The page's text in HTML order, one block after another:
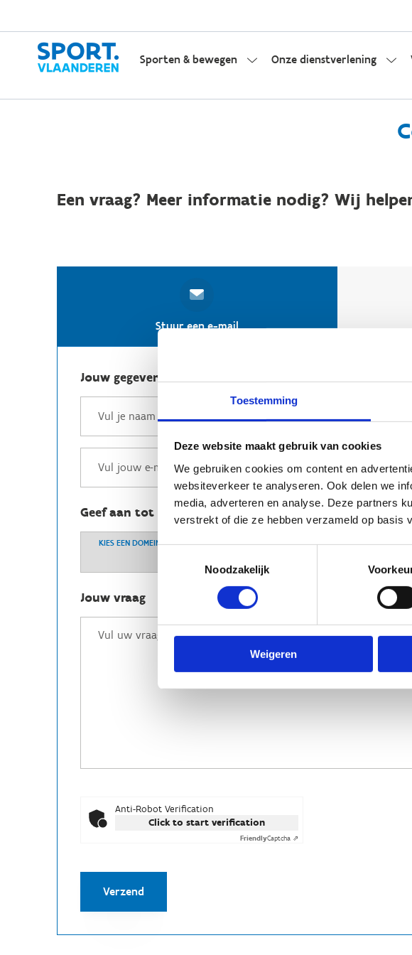
Toestemming
Deze website maakt gebruik van cookies
We gebruiken cookies om content en
websiteverkeer te analyseren. Ook delen we
media, adverteren en analyse. Deze partners
verstrekt of die ze hebben verzameld op basis
Noodzakelijk
Weigeren
Sporten & bewegen Onze dienstverlening
Een vraag? Meer informatie nodig? Wij
Stuur een e-mail
Jouw gegevens
Geef aan tot welk domein jouw vraag behoort
KIES EEN DOMEIN
Jouw vraag
Anti-Robot Verification
Click to start verification
FriendlyCaptcha ⇗
Verzend